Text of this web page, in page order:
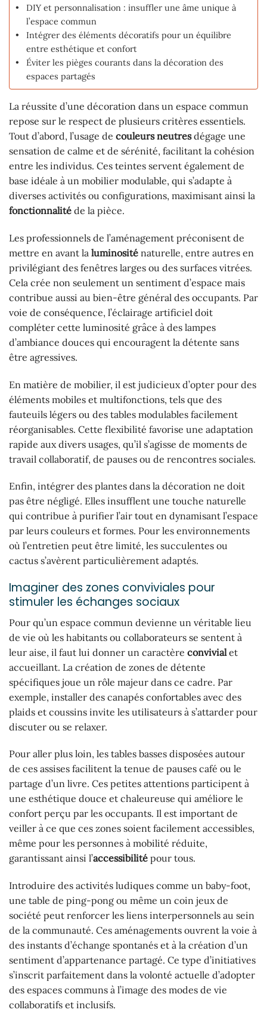
DIY et personnalisation : insuffler une âme unique à
l’espace commun
Intégrer des éléments décoratifs pour un équilibre
entre esthétique et confort
Éviter les pièges courants dans la décoration des
espaces partagés
La réussite d’une décoration dans un espace commun
repose sur le respect de plusieurs critères essentiels.
Tout d’abord, l’usage de couleurs neutresdégage une
sensation de calme et de sérénité, facilitant la cohésion
entre les individus. Ces teintes servent également de
base idéale à un mobilier modulable, qui s’adapte à
diverses activités ou configurations, maximisant ainsi la
fonctionnalité de la pièce.
Les professionnels de l’aménagement préconisent de
mettre en avant la luminosité naturelle, entre autres en
privilégiant des fenêtres larges ou des surfaces vitrées.
Cela crée non seulement un sentiment d’espace mais
contribue aussi au bien-être général des occupants. Par
voie de conséquence, l’éclairage artificiel doit
compléter cette luminosité grâce à des lampes
d’ambiance douces qui encouragent la détente sans
être agressives.
En matière de mobilier, il est judicieux d’opter pour des
éléments mobiles et multifonctions, tels que des
fauteuils légers ou des tables modulables facilement
réorganisables. Cette flexibilité favorise une adaptation
rapide aux divers usages, qu’il s’agisse de moments de
travail collaboratif, de pauses ou de rencontres sociales.
Enfin, intégrer des plantes dans la décoration ne doit
pas être négligé. Elles insufflent une touche naturelle
qui contribue à purifier l’air tout en dynamisant l’espace
par leurs couleurs et formes. Pour les environnements
où l’entretien peut être limité, les succulentes ou
cactus s’avèrent particulièrement adaptés.
Imaginer des zones conviviales pour
stimuler les échanges sociaux
Pour qu’un espace commun devienne un véritable lieu
de vie où les habitants ou collaborateurs se sentent à
leur aise, il faut lui donner un caractère convivialet
accueillant. La création de zones de détente
spécifiques joue un rôle majeur dans ce cadre. Par
exemple, installer des canapés confortables avec des
plaids et coussins invite les utilisateurs à s’attarder pour
discuter ou se relaxer.
Pour aller plus loin, les tables basses disposées autour
de ces assises facilitent la tenue de pauses café ou le
partage d’un livre. Ces petites attentions participent à
une esthétique douce et chaleureuse qui améliore le
confort perçu par les occupants. Il est important de
veiller à ce que ces zones soient facilement accessibles,
même pour les personnes à mobilité réduite,
garantissant ainsi l’accessibilité pour tous.
Introduire des activités ludiques comme un baby-foot,
une table de ping-pong ou même un coin jeux de
société peut renforcer les liens interpersonnels au sein
de la communauté. Ces aménagements ouvrent la voie à
des instants d’échange spontanés et à la création d’un
sentiment d’appartenance partagé. Ce type d’initiatives
s’inscrit parfaitement dans la volonté actuelle d’adopter
des espaces communs à l’image des modes de vie
collaboratifs et inclusifs.